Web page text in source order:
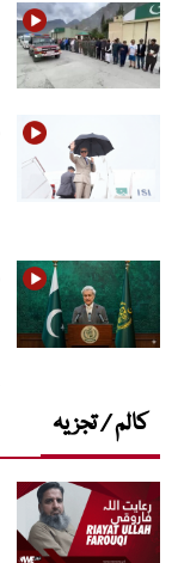
کالم / تجزیہ